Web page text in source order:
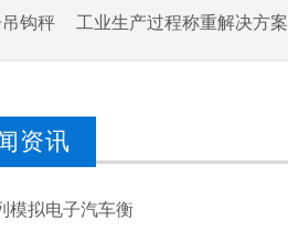
钩秤 工业生产过程称重解决方案
资讯
模拟电子汽车衡